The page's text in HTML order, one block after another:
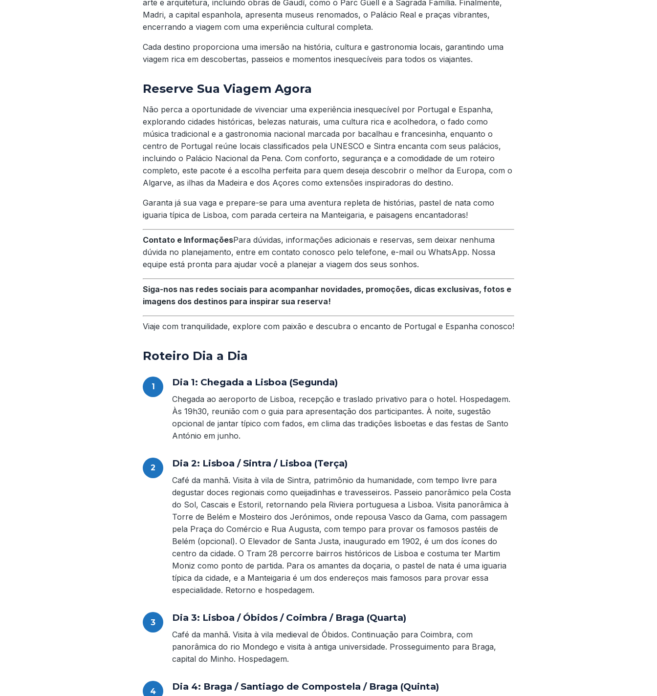
arte e arquitetura, incluindo obras de Gaudí, como o Parc Güell e a Sagrada Família. Finalmente,
Madri, a capital espanhola, apresenta museus renomados, o Palácio Real e praças vibrantes,
encerrando a viagem com uma experiência cultural completa.
Cada destino proporciona uma imersão na história, cultura e gastronomia locais, garantindo uma
viagem rica em descobertas, passeios e momentos inesquecíveis para todos os viajantes.
Reserve Sua Viagem Agora
Não perca a oportunidade de vivenciar uma experiência inesquecível por Portugal e Espanha,
explorando cidades históricas, belezas naturais, uma cultura rica e acolhedora, o fado como
música tradicional e a gastronomia nacional marcada por bacalhau e francesinha, enquanto o
centro de Portugal reúne locais classificados pela UNESCO e Sintra encanta com seus palácios,
incluindo o Palácio Nacional da Pena. Com conforto, segurança e a comodidade de um roteiro
completo, este pacote é a escolha perfeita para quem deseja descobrir o melhor da Europa, com o
Algarve, as ilhas da Madeira e dos Açores como extensões inspiradoras do destino.
Garanta já sua vaga e prepare-se para uma aventura repleta de histórias, pastel de nata como
iguaria típica de Lisboa, com parada certeira na Manteigaria, e paisagens encantadoras!
Contato e InformaçõesPara dúvidas, informações adicionais e reservas, sem deixar nenhuma
dúvida no planejamento, entre em contato conosco pelo telefone, e-mail ou WhatsApp. Nossa
equipe está pronta para ajudar você a planejar a viagem dos seus sonhos.
Siga-nos nas redes sociais para acompanhar novidades, promoções, dicas exclusivas, fotos e
imagens dos destinos para inspirar sua reserva!
Viaje com tranquilidade, explore com paixão e descubra o encanto de Portugal e Espanha conosco!
Roteiro Dia a Dia
Dia 1: Chegada a Lisboa (Segunda)
Chegada ao aeroporto de Lisboa, recepção e traslado privativo para o hotel. Hospedagem.
Às 19h30, reunião com o guia para apresentação dos participantes. À noite, sugestão
opcional de jantar típico com fados, em clima das tradições lisboetas e das festas de Santo
António em junho.
Dia 2: Lisboa / Sintra / Lisboa (Terça)
Café da manhã. Visita à vila de Sintra, patrimônio da humanidade, com tempo livre para
degustar doces regionais como queijadinhas e travesseiros. Passeio panorâmico pela Costa
do Sol, Cascais e Estoril, retornando pela Riviera portuguesa a Lisboa. Visita panorâmica à
Torre de Belém e Mosteiro dos Jerónimos, onde repousa Vasco da Gama, com passagem
pela Praça do Comércio e Rua Augusta, com tempo para provar os famosos pastéis de
Belém (opcional). O Elevador de Santa Justa, inaugurado em 1902, é um dos ícones do
centro da cidade. O Tram 28 percorre bairros históricos de Lisboa e costuma ter Martim
Moniz como ponto de partida. Para os amantes da doçaria, o pastel de nata é uma iguaria
típica da cidade, e a Manteigaria é um dos endereços mais famosos para provar essa
especialidade. Retorno e hospedagem.
Dia 3: Lisboa / Óbidos / Coimbra / Braga (Quarta)
Café da manhã. Visita à vila medieval de Óbidos. Continuação para Coimbra, com
panorâmica do rio Mondego e visita à antiga universidade. Prosseguimento para Braga,
capital do Minho. Hospedagem.
Dia 4: Braga / Santiago de Compostela / Braga (Quinta)